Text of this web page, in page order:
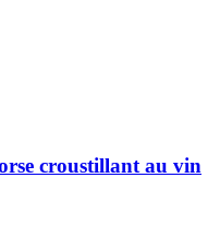
croustillant au vin